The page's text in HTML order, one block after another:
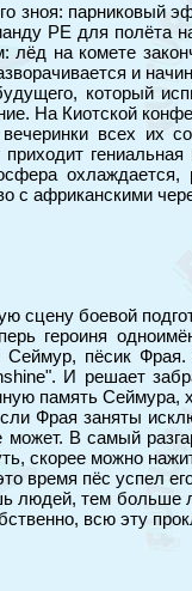
зноя: парниковый
РЕ для полёта
лёд на комете
и
который
На Киотской
всех их
с африканскими
сцену боевой
героиня
пёсик
И решает
память
Фрая заняты
может. В самый
скорее можно
время пёс успел
людей, тем больше
всю эту